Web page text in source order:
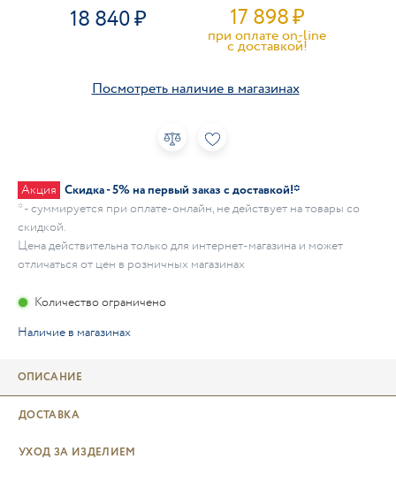
18 840 17 898₽
при оплате on-line
c доставкой!
Посмотреть наличие в магазинах
Акция Скидка - 5% на первый заказ с доставкой!*
* - суммируется при оплате-онлайн, не действует на товары со
скидкой.
Цена действительна только для интернет-магазина и может
отличаться от цен в розничных магазинах
Количество ограничено
Наличие в магазинах
ОПИСАНИЕ
ДОСТАВКА
УХОД ЗА ИЗДЕЛИЕМ